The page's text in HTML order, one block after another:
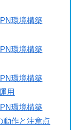
環境構築
環境構築
環境構築
用
環境構築
動作と注意点